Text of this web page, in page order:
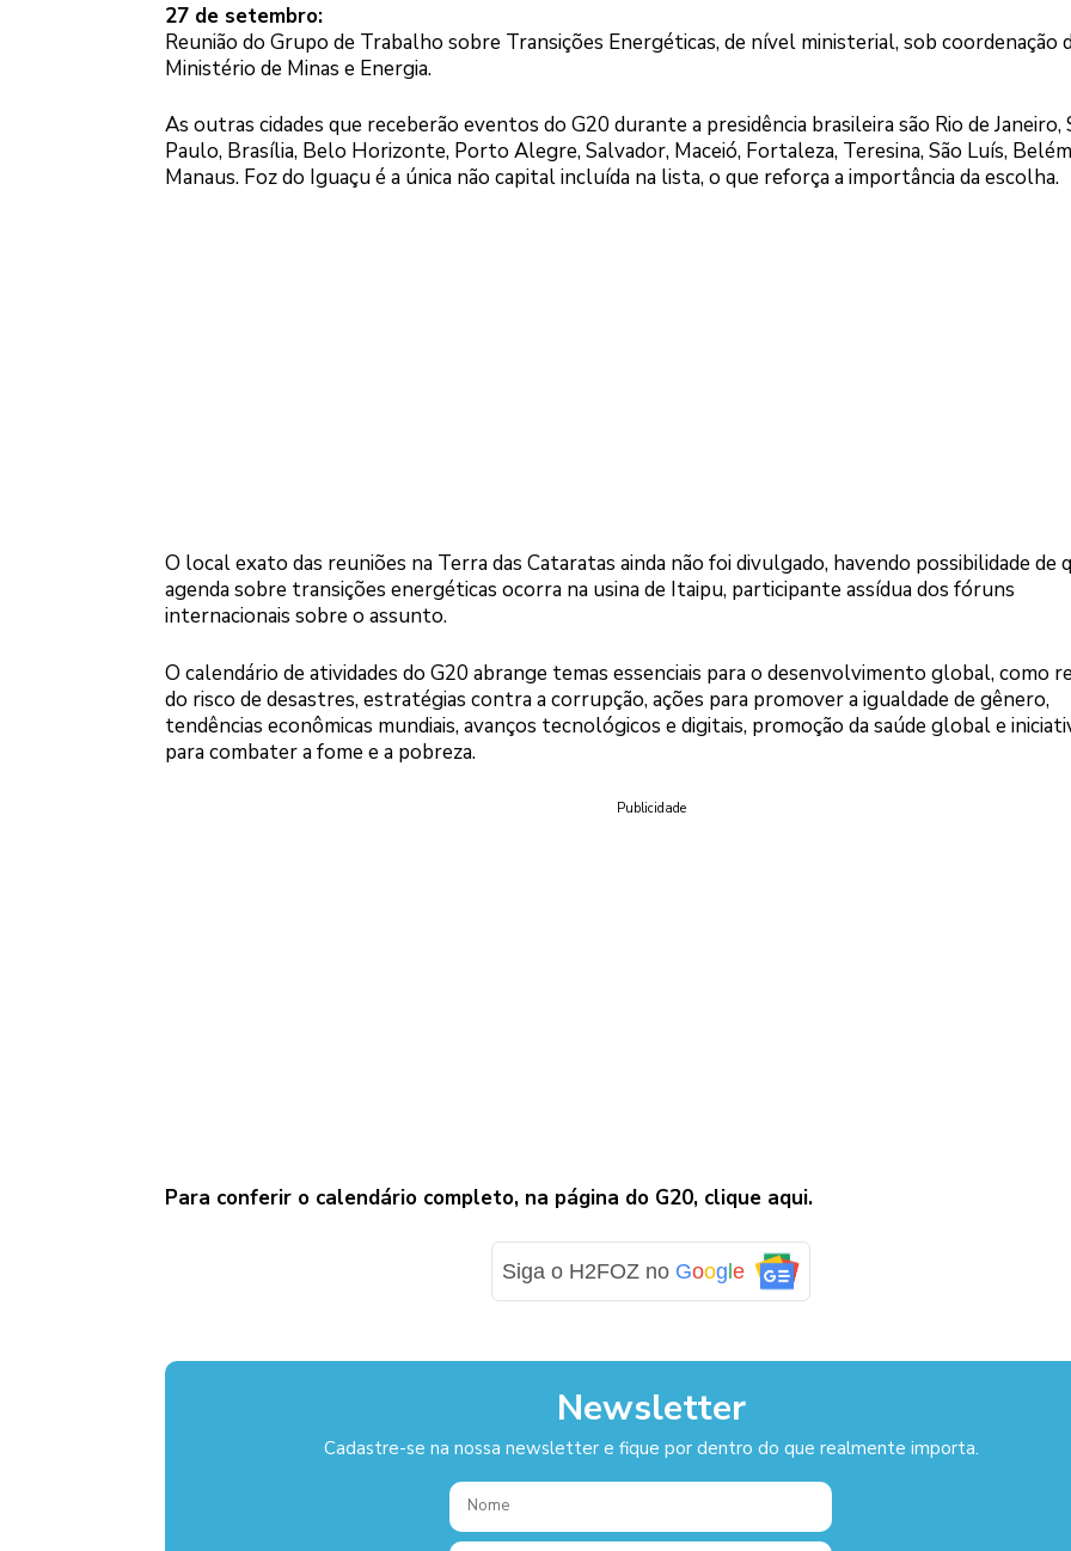
27 de setembro:
Reunião do Grupo de Trabalho sobre Transições Energéticas, de nível ministerial, sob coordenação
Ministério de Minas e Energia.
As outras cidades que receberão eventos do G20 durante a presidência brasileira são Rio de Janeiro,
Paulo, Brasília, Belo Horizonte, Porto Alegre, Salvador, Maceió, Fortaleza, Teresina, São Luís,
Manaus. Foz do Iguaçu é a única não capital incluída na lista, o que reforça a importância da escolha.
O local exato das reuniões na Terra das Cataratas ainda não foi divulgado, havendo possibilidade de
agenda sobre transições energéticas ocorra na usina de Itaipu, participante assídua dos fóruns
internacionais sobre o assunto.
O calendário de atividades do G20 abrange temas essenciais para o desenvolvimento global, como
do risco de desastres, estratégias contra a corrupção, ações para promover a igualdade de gênero,
tendências econômicas mundiais, avanços tecnológicos e digitais, promoção da saúde global e
para combater a fome e a pobreza.
Publicidade
Para conferir o calendário completo, na página do G20, clique aqui.
Siga o H2FOZ no Goog le
Newsletter
Cadastre-se na nossa newsletter e fique por dentro do que realmente importa.